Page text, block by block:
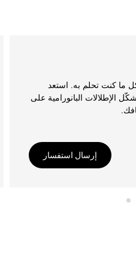
ما كنت تحلم به. استعد
الإطلالات البانورامية على
إرسال استفسار